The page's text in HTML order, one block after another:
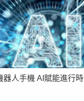
器人手機 AI賦能進行時